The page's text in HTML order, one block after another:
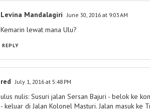
Levina Mandalagiri June 30, 2016 at 9:03 AM
Kemarin lewat mana Ulu?
REPLY
red July 1, 2016 at 5:48 PM
ulus nulis: Susuri jalan Sersan Bajuri - belok ke
- keluar di Jalan Kolonel Masturi. Jalan masuk ke